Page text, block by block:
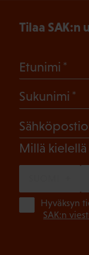
Tilaa SAK:n
Etunimi
Sukunimi
Millä
Hyväksyn
SAK:n